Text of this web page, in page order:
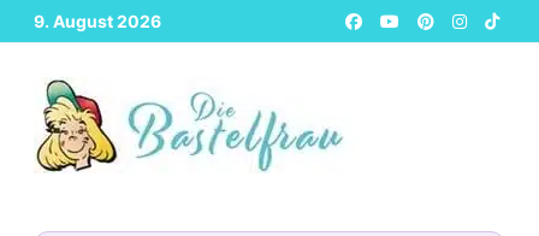
Zurück
zum
Inhalt
9. August 2026